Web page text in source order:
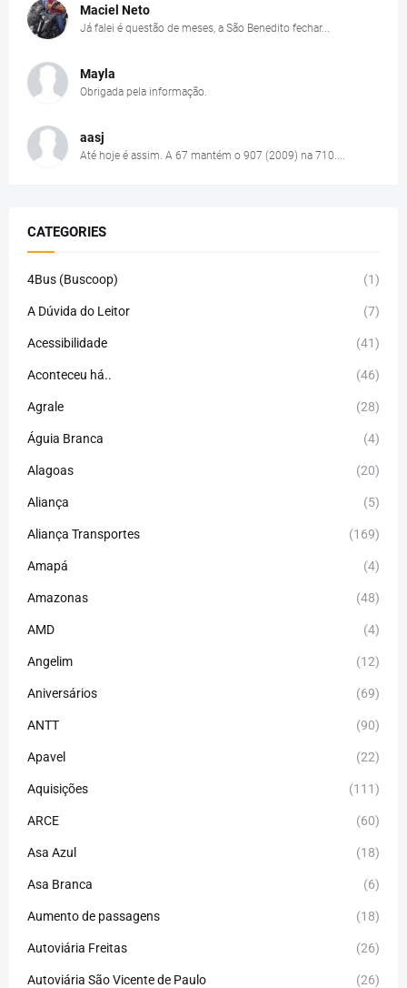
Maciel Neto
Já falei é questão de meses, a São Benedito fechar...
Mayla
Obrigada pela informação.
aasj
Até hoje é assim. A 67 mantém o 907 (2009) na 710....
CATEGORIES
4Bus (Buscoop) (1)
A Dúvida do Leitor (7)
Acessibilidade (41)
Aconteceu há.. (46)
Agrale (28)
Águia Branca (4)
Alagoas (20)
Aliança (5)
Aliança Transportes (169)
Amapá (4)
Amazonas (48)
AMD (4)
Angelim (12)
Aniversários (69)
ANTT (90)
Apavel (22)
Aquisições (111)
ARCE (60)
Asa Azul (18)
Asa Branca (6)
Aumento de passagens (18)
Autoviária Freitas (26)
Autoviária São Vicente de Paulo (26)